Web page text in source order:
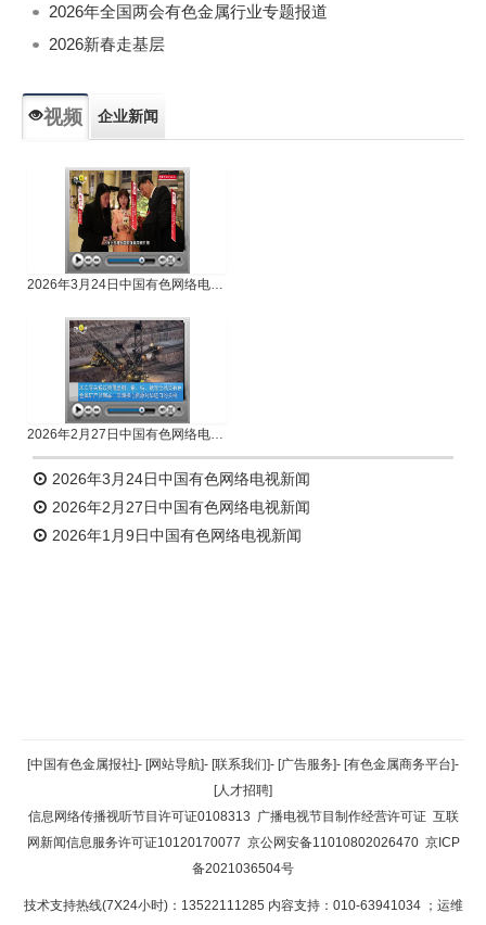
2026年全国两会有色金属行业专题报道
2026新春走基层
视频 企业新闻
2026年3月24日中国有色网络电视新闻
2026年2月27日中国有色网络电视新闻
2026年3月24日中国有色网络电视新闻
2026年2月27日中国有色网络电视新闻
2026年1月9日中国有色网络电视新闻
返回顶部
返回首页
[中国有色金属报社]- [网站导航]- [联系我们]- [广告服务]- [有色金属商务平台]-
[人才招聘]
信息网络传播视听节目许可证0108313 广播电视节目制作经营许可证 互联
网新闻信息服务许可证10120170077 京公网安备11010802026470 京ICP
备2021036504号
技术支持热线(7X24小时)：13522111285 内容支持：010-63941034 ；运维